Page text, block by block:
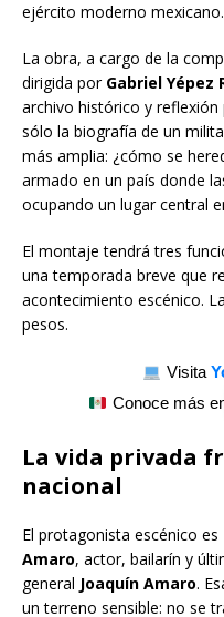
ejército moderno mexicano.
La obra, a cargo de la
dirigida por Gabriel Yépez
archivo histórico y
sólo la biografía de un
más amplia: ¿cómo se
armado en un país donde
ocupando un lugar central
El montaje tendrá tres
una temporada breve que
acontecimiento escénico.
pesos.
Visita
Conoce más
La vida privada
nacional
El protagonista escénico es
Amaro, actor, bailarín y
general Joaquín Amaro.
un terreno sensible: no se